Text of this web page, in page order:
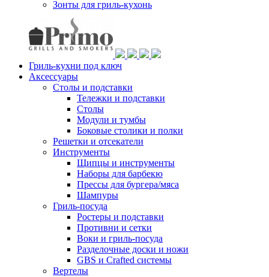
Зонты для гриль-кухонь
Гриль-кухни под ключ
Аксессуары
Столы и подставки
Тележки и подставки
Столы
Модули и тумбы
Боковые столики и полки
Решетки и отсекатели
Инструменты
Щипцы и инструменты
Наборы для барбекю
Прессы для бургера/мяса
Шампуры
Гриль-посуда
Ростеры и подставки
Противни и сетки
Воки и гриль-посуда
Разделочные доски и ножи
GBS и Crafted системы
Вертелы